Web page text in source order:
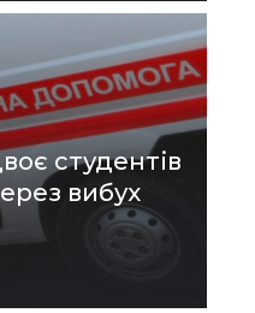
студентів
вибух